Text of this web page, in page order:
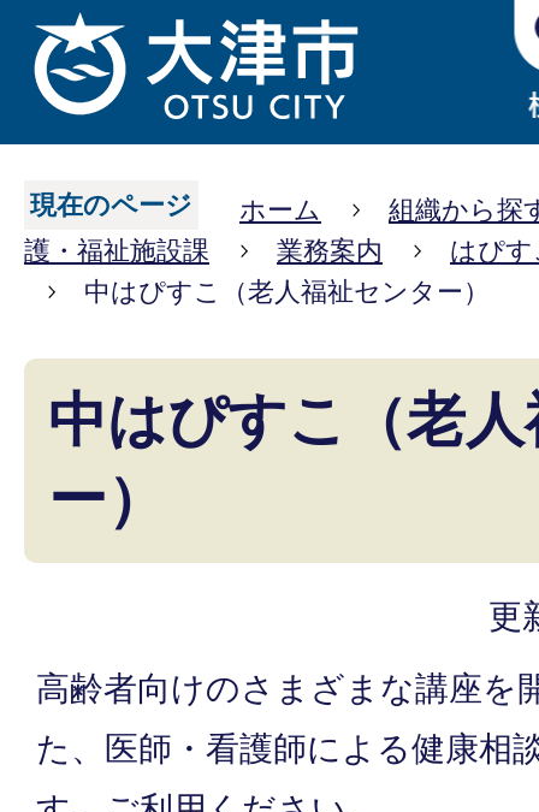
現在のページ ホーム
組織から探
護・福祉施設課
業務案内
はぴす
中はぴすこ（老人福祉センター）
中はぴすこ（老
ー）
更
高齢者向けのさまざまな講座を
た、医師・看護師による健康相